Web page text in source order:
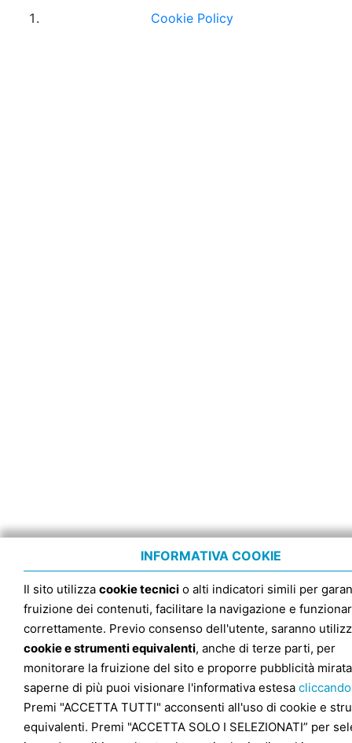
Cookie Policy
INFORMATIVA COOKIE
Il sito utilizza cookie tecnici o alti indicatori simili per
fruizione dei contenuti, facilitare la navigazione e
correttamente. Previo consenso dell'utente, saranno
cookie e strumenti equivalenti, anche di terze parti, per
monitorare la fruizione del sito e proporre pubblicità
saperne di più puoi visionare l'informativa estesa
Premi "ACCETTA TUTTI" acconsenti all'uso di cookie e
equivalenti. Premi "ACCETTA SOLO I SELEZIONATI” per